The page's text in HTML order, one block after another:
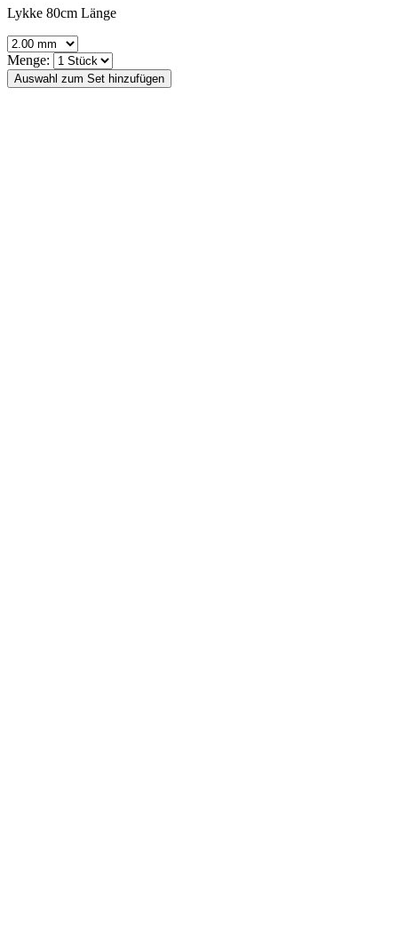
Lykke 80cm Länge
Menge: